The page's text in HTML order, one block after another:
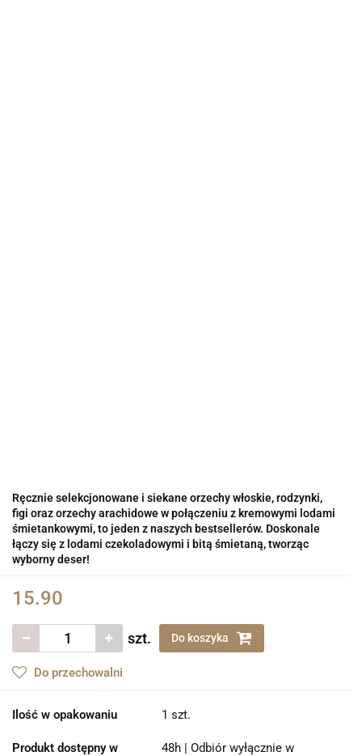
Ręcznie selekcjonowane i siekane orzechy włoskie, rodzynki,
figi oraz orzechy arachidowe w połączeniu z kremowymi lodami
śmietankowymi, to jeden z naszych bestsellerów. Doskonale
łączy się z lodami czekoladowymi i bitą śmietaną, tworząc
wyborny deser!
15.90
szt. Do koszyka
Do przechowalni
Ilość w opakowaniu 1 szt.
Produkt dostępny w
48h | Odbiór wyłącznie w